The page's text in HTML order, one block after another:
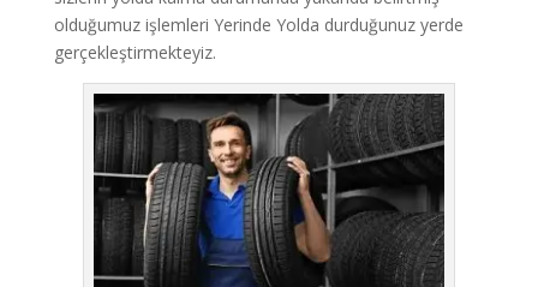
olduğumuz işlemleri Yerinde Yolda durduğunuz yerde
gerçekleştirmekteyiz.